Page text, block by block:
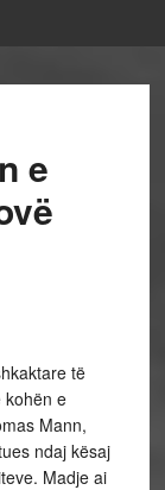
e
të
kohën e
Mann,
ndaj kësaj
Madje ai